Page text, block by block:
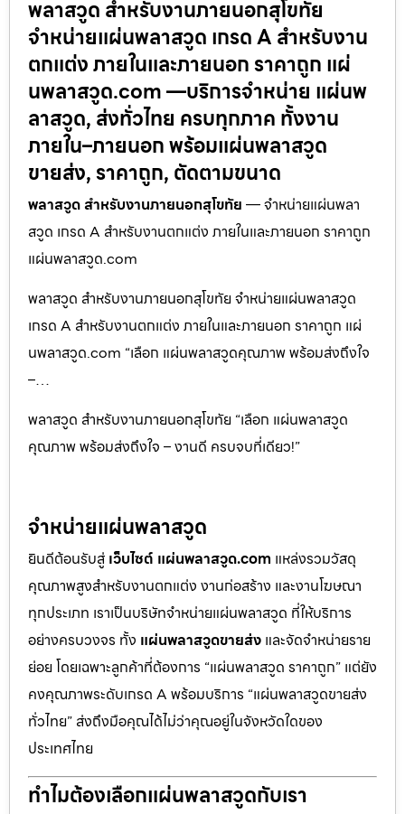
พลาสวูด สำหรับงานภายนอกสุโขทัย
จำหน่ายแผ่นพลาสวูด เกรด A สำหรับงาน
ตกแต่ง ภายในและภายนอก ราคาถูก แผ่
นพลาสวูด.com —บริการจำหน่าย แผ่นพ
ลาสวูด, ส่งทั่วไทย ครบทุกภาค ทั้งงาน
ภายใน–ภายนอก พร้อมแผ่นพลาสวูด
ขายส่ง, ราคาถูก, ตัดตามขนาด
พลาสวูด สำหรับงานภายนอกสุโขทัย — จำหน่ายแผ่นพลา
สวูด เกรด A สำหรับงานตกแต่ง ภายในและภายนอก ราคาถูก
แผ่นพลาสวูด.com
พลาสวูด สำหรับงานภายนอกสุโขทัย จำหน่ายแผ่นพลาสวูด
เกรด A สำหรับงานตกแต่ง ภายในและภายนอก ราคาถูก แผ่
นพลาสวูด.com “เลือก แผ่นพลาสวูดคุณภาพ พร้อมส่งถึงใจ
–…
พลาสวูด สำหรับงานภายนอกสุโขทัย “เลือก แผ่นพลาสวูด
คุณภาพ พร้อมส่งถึงใจ – งานดี ครบจบที่เดียว!”
จำหน่ายแผ่นพลาสวูด
ยินดีต้อนรับสู่ เว็บไซต์ แผ่นพลาสวูด.com แหล่งรวมวัสดุ
คุณภาพสูงสำหรับงานตกแต่ง งานก่อสร้าง และงานโฆษณา
ทุกประเภท เราเป็นบริษัทจำหน่ายแผ่นพลาสวูด ที่ให้บริการ
อย่างครบวงจร ทั้ง แผ่นพลาสวูดขายส่ง และจัดจำหน่ายราย
ย่อย โดยเฉพาะลูกค้าที่ต้องการ “แผ่นพลาสวูด ราคาถูก” แต่ยัง
คงคุณภาพระดับเกรด A พร้อมบริการ “แผ่นพลาสวูดขายส่ง
ทั่วไทย” ส่งถึงมือคุณได้ไม่ว่าคุณอยู่ในจังหวัดใดของ
ประเทศไทย
ทำไมต้องเลือกแผ่นพลาสวูดกับเรา